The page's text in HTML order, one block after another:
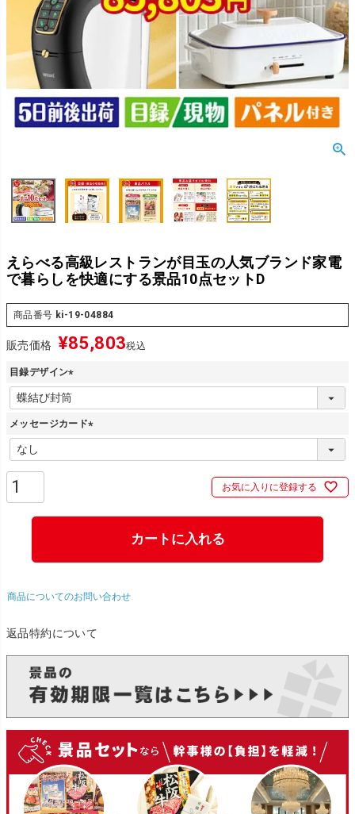
えらべる高級レストランが目玉の人気ブランド家電
で暮らしを快適にする景品10点セットD
商品番号 ki-19-04884
販売価格 ¥85,803税込
目録デザイン
(
必
須
)
メッセージカード
必
お気に入りに登録する
カートに入れる
商品についてのお問い合わせ
返品特約について